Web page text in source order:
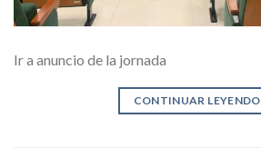
Ir a anuncio de la jornada
CONTINUAR LEYENDO